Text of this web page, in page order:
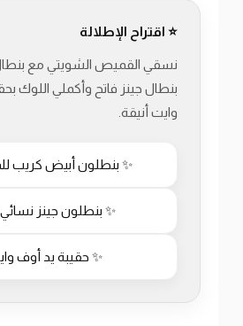
⭐ اقتراح الإطلالة
نسقي القميص الشويتي مع
بنطال جينز فاتح وأكملي اللوك
وايت أنيقة.
✨ بنطلون أبيض كريب
✨ بنطلون جينز نسائي
✨ حقيبة يد أوف